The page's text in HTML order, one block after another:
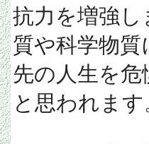
抗力を増強
質や科学物
先の人生を
と思われます